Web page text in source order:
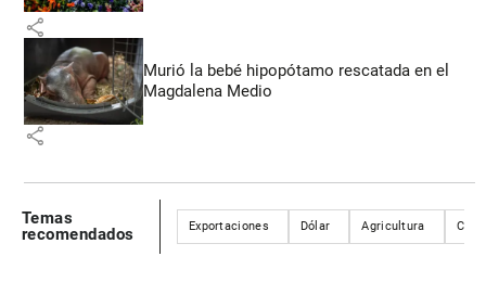
share
Murió la bebé hipopótamo rescatada en el
Magdalena Medio
share
Temas
recomendados
Exportaciones Dólar Agricultura